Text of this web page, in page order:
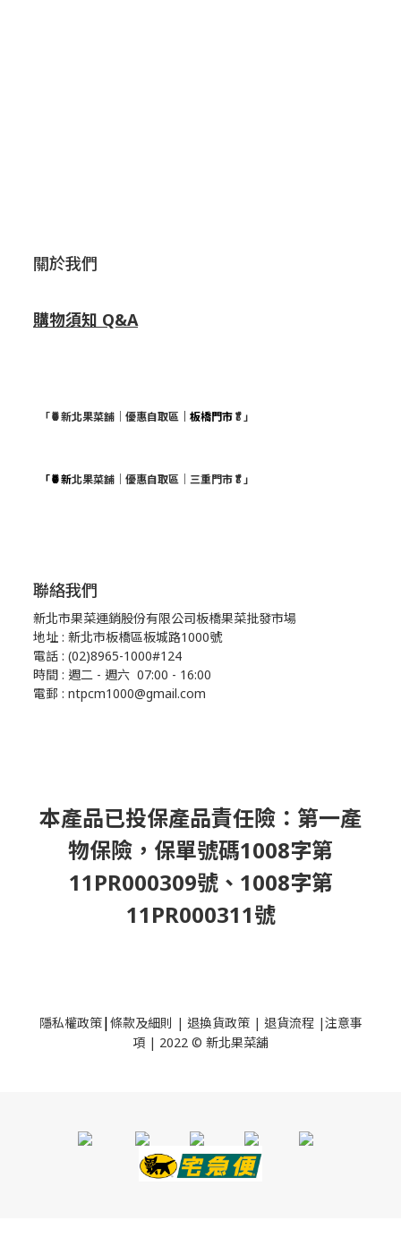
關於我們
購物須知 Q&A
「🍍新北果菜舖｜優惠自取區 ｜板橋門市🥬」
「🍍新北果菜舖｜優惠自取區｜三重門市🥬」
聯絡我們
新北市果菜運銷股份有限公司板橋果菜批發市場
地址 : 新北市板橋區板城路1000號
電話 : (02)8965-1000#124
時間 : 週二 - 週六 07:00 - 16:00
電郵 : ntpcm1000@gmail.com
本產品已投保產品責任險：第一產
物保險，保單號碼1008字第
11PR000309號、1008字第
11PR000311號
隱私權政策|條款及細則 | 退換貨政策| 退貨流程 |注意事
項 | 2022 © 新北果菜舖